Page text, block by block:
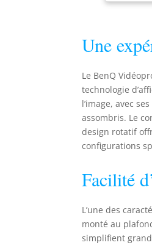
Une
Le BenQ
technologie
l’image, avec
assombris. Le
design rotatif
configurations
Facilité
L’une des
monté au
simplifient